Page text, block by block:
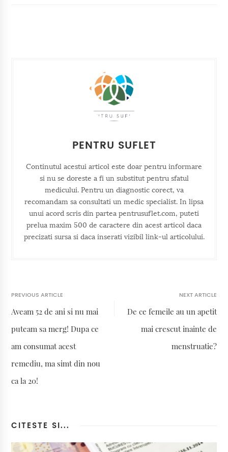
PENTRU SUFLET
Continutul acestui articol este doar pentru informare
si nu se doreste a fi un substitut pentru sfatul
medicului. Pentru un diagnostic corect, va
recomandam sa consultati un medic specialist. In lipsa
unui acord scris din partea pentrusuflet.com, puteti
prelua maxim 500 de caractere din acest articol daca
precizati sursa si daca inserati vizibil link-ul articolului.
PREVIOUS ARTICLE
Aveam 52 de ani si nu mai
puteam sa merg! Dupa ce
am consumat acest
remediu, ma simt din nou
ca la 20!
NEXT ARTICLE
De ce femeile au un apetit
mai crescut inainte de
menstruatie?
CITESTE SI...